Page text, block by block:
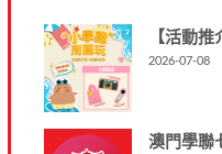
【活動
2026-07-08
澳門學聯